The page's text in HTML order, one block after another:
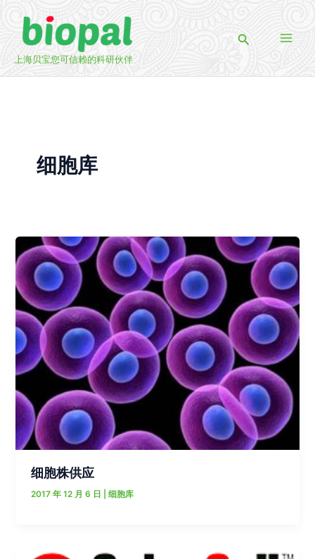
上海贝宝您可信赖的科研伙伴
搜
细胞库
细胞株供应
2017 年 12 月 6 日 |细胞库